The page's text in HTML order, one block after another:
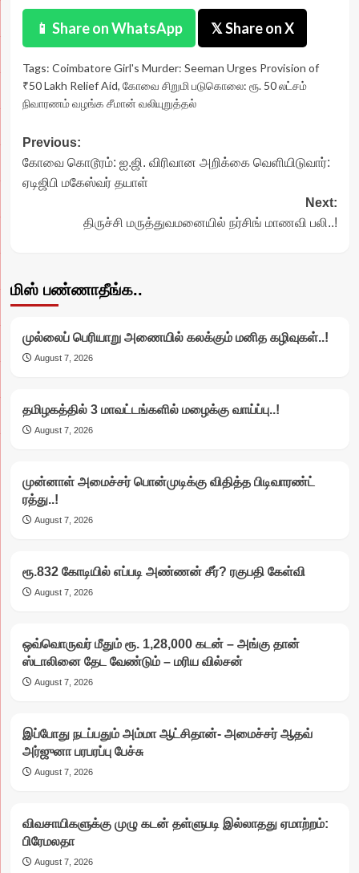
📱 Share on WhatsApp 𝕏 Share on X
Tags: Coimbatore Girl's Murder: Seeman Urges Provision of
₹50 Lakh Relief Aid, கோவை சிறுமி படுகொலை: ரூ. 50 லட்சம்
நிவாரணம் வழங்க சீமான் வலியுறுத்தல்
Post
navigation
Previous:
கோவை கொடூரம்: ஐ.ஜி. விரிவான அறிக்கை வெளியிடுவார்:
ஏடிஜிபி மகேஸ்வர் தயாள்
Next:
திருச்சி மருத்துவமனையில் நர்சிங் மாணவி பலி..!
மிஸ் பண்ணாதீங்க..
முல்லைப் பெரியாறு அணையில் கலக்கும் மனித கழிவுகள்..!
August 7, 2026
தமிழகத்தில் 3 மாவட்டங்களில் மழைக்கு வாய்ப்பு..!
August 7, 2026
முன்னாள் அமைச்சர் பொன்முடிக்கு விதித்த பிடிவாரண்ட்
ரத்து..!
August 7, 2026
ரூ.832 கோடியில் எப்படி அண்ணன் சீர்? ரகுபதி கேள்வி
August 7, 2026
ஒவ்வொருவர் மீதும் ரூ. 1,28,000 கடன் – அங்கு தான்
ஸ்டாலினை தேட வேண்டும் – மரிய வில்சன்
August 7, 2026
இப்போது நடப்பதும் அம்மா ஆட்சிதான்- அமைச்சர் ஆதவ்
அர்ஜுனா பரபரப்பு பேச்சு
August 7, 2026
விவசாயிகளுக்கு முழு கடன் தள்ளுபடி இல்லாதது ஏமாற்றம்:
பிரேமலதா
August 7, 2026